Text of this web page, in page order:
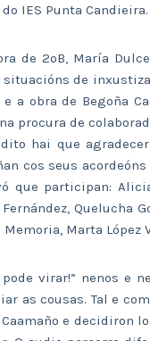
IES Punta Candieira.
de 2ºB, María
situacións de
a obra de Begoña
procura de
hai que
cos seus
que participan:
Quelucha
Memoria, Marta
virar!” nenos e
as cousas. Tal e
Caamaño e